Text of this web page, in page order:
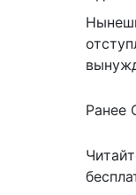
Ранее